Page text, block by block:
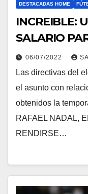
DESTACADAS HOME
INCREIBLE:
SALARIO
06/07/2022
Las directivas del
el asunto con
obtenidos la
RAFAEL NADAL,
RENDIRSE…